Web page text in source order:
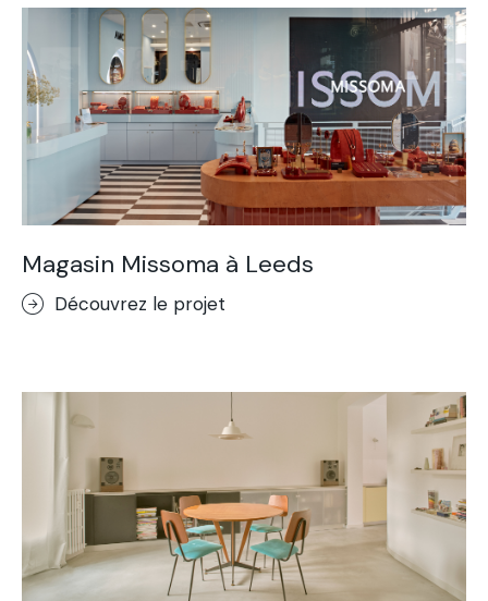
Magasin Missoma à Leeds
Découvrez le projet